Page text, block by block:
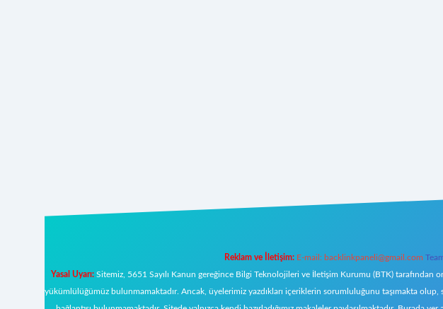
Reklam ve İletişim: E-mail: backlinkpaneli@gmail.com
Yasal Uyarı:Sitemiz, 5651 Sayılı Kanun gereğince Bilgi Teknolojileri ve İletişim Kurumu (BTK) tarafından
yükümlülüğümüz bulunmamaktadır. Ancak, üyelerimiz yazdıkları içeriklerin sorumluluğunu taşımakta